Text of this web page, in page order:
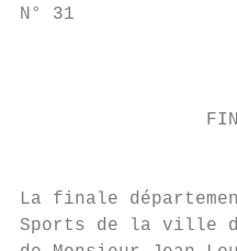
N° 31
La finale
Sports de la ville